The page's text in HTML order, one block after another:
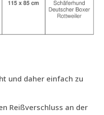
und daher einfach zu
Reißverschluss an der